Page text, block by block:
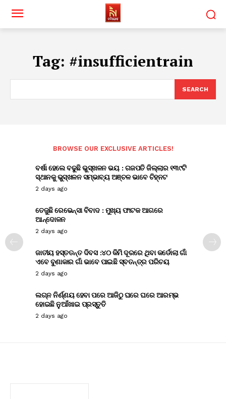
Tag: #insufficientrain
SEARCH
BROWSE OUR EXCLUSIVE ARTICLES!
ବର୍ଷା ହେଲେ ବଢୁଛି ଭୁସ୍ଖଳନ ଭୟ : ଗଜପତି ଜିଲ୍ଲାର ୧୩୯ଟି
ସ୍ଥାନକୁ ଭୁସ୍ଖଳନ ସମ୍ଭାବ୍ୟ ଅଞ୍ଚଳ ଭାବେ ଚିହ୍ନଟ
2 days ago
ତେଜୁଛି ରେଭେନ୍ସା ବିବାଦ : ମୁଖ୍ୟ ଫାଟକ ଆଗରେ
ଆନ୍ଦୋଳନ
2 days ago
ଜାତୀୟ ହସ୍ତତନ୍ତ ଦିବସ :୪୦ କିମି ଦୂରରେ ଥିବା କର୍ଡୋଲା ଗାଁ
ଏବେ ବୁଣାକାର ଗାଁ ଭାବେ ପାଇଛି ସ୍ବତନ୍ତ୍ର ପରିଚୟ
2 days ago
ଲଗ୍ନ ନିର୍ଣ୍ଣୟ ହେବା ପରେ ଆଜିଠୁ ଘରେ ଘରେ ଆରମ୍ଭ
ହୋଇଛି ନୁଆଁଖାଇ ପ୍ରସ୍ତୁତି
2 days ago